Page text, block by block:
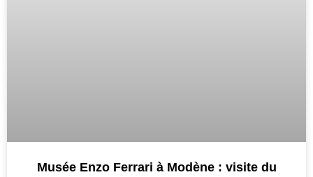
Musée Enzo Ferrari à Modène : visite du